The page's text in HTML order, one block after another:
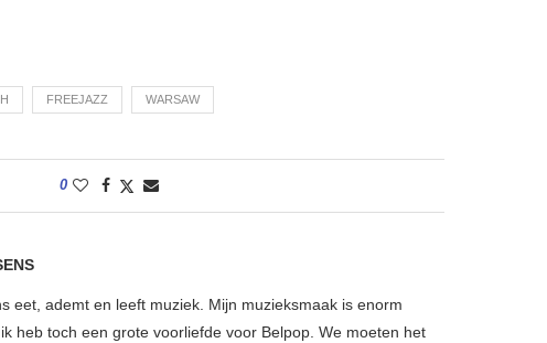
FREEJAZZ WARSAW
0
eet, ademt en leeft muziek. Mijn muzieksmaak is enorm
heb toch een grote voorliefde voor Belpop. We moeten het